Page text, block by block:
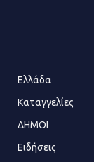
Ελλάδα
Καταγγελίες
ΔΗΜΟΙ
Ειδήσεις